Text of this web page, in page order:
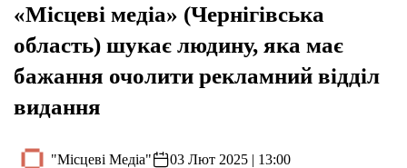
«Місцеві медіа» (Чернігівська
область) шукає людину, яка має
бажання очолити рекламний відділ
видання
"Місцеві Медіа" 03 Лют 2025 | 13:00